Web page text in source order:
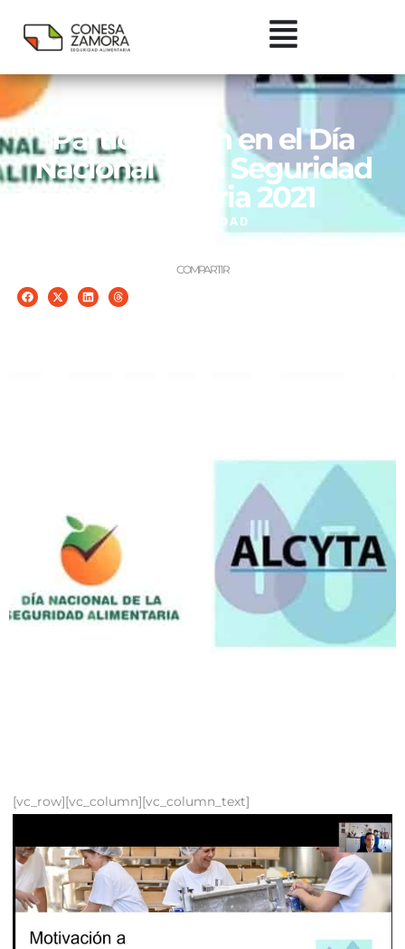
Participación en el Día
Nacional de la Seguridad
Alimentaria 2021
ACTUALIDAD
COMPARTIR
[vc_row][vc_column][vc_column_text]